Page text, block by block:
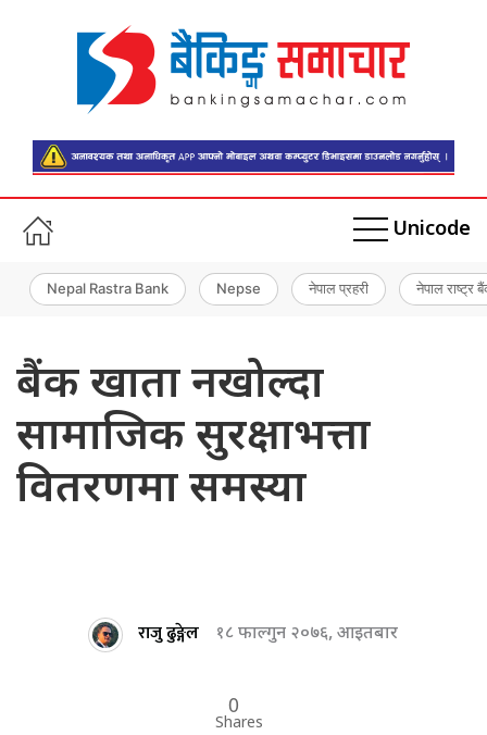
Unicode
Nepal Rastra Bank Nepse नेपाल प्रहरी नेपाल राष्ट्र
बैंक खाता नखोल्दा
सामाजिक सुरक्षाभत्ता
वितरणमा समस्या
राजु ढुङ्गेल १८ फाल्गुन २०७६, आइतबार
0
Shares